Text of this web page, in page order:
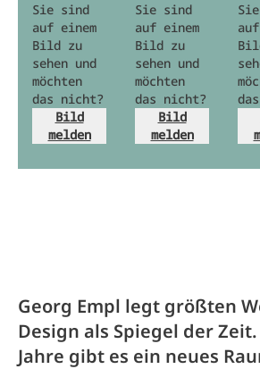
Sie sind
auf einem
Bild zu
sehen und
möchten
das nicht?
Bild
melden
Sie sind
auf einem
Bild zu
sehen und
möchten
das nicht?
Bild
melden
Georg Empl legt größten
Design als Spiegel der
Jahre gibt es ein neues